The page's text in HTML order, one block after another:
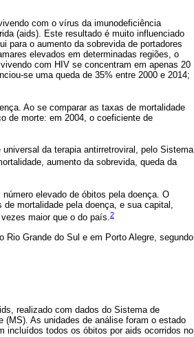
com o vírus da imunodeficiência
(aids). Este resultado é muito influenciado
para o aumento da sobrevida de portadores
elevados em determinadas regiões, o
com HIV se concentram em apenas 20
se uma queda de 35% entre 2000 e 2014;
Ao se comparar as taxas de mortalidade
de morte: em 2004, o coeficiente de
da terapia antirretroviral, pelo Sistema
aumento da sobrevida, queda da
elevado de óbitos pela doença. O
mortalidade pela doença, e sua capital,
maior que o do país.2
Grande do Sul e em Porto Alegre, segundo
realizado com dados do Sistema de
(MS). As unidades de análise foram o estado
incluídos todos os óbitos por aids ocorridos no